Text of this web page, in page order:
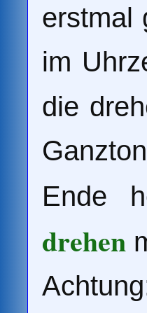
erstmal
im
die
Ende
drehen